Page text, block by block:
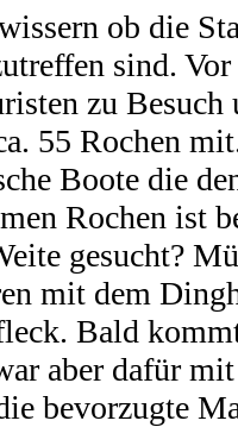
ob die
sind.
zu Besuch
55 Rochen
Boote die
Rochen ist
gesucht?
mit dem
Bald
aber dafür
bevorzugte